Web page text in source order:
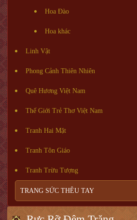
Hoa Đào
Hoa khác
Linh Vật
Phong Cảnh Thiên Nhiên
Quê Hương Việt Nam
Thế Giới Trẻ Thơ Việt Nam
Tranh Hai Mặt
Tranh Tôn Giáo
Tranh Trừu Tượng
TRANG SỨC THÊU TAY